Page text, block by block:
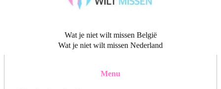
Wat je niet wilt missen België
Wat je niet wilt missen Nederland
Menu